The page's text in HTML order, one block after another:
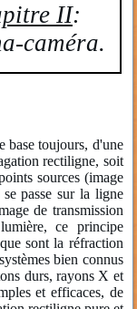
II:
caméra.
base toujours, d'une
rectiligne, soit
sources (image
passe sur la ligne
de transmission
ce principe
sont la réfraction
bien connus
durs, rayons X et
et efficaces, de